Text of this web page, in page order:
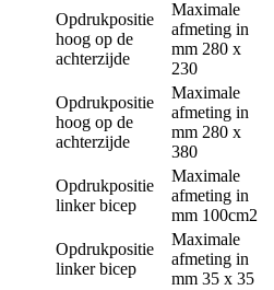
Opdrukpositie
hoog op de
achterzijde
Maximale
afmeting in
mm 280 x
230
Opdrukpositie
hoog op de
achterzijde
Maximale
afmeting in
mm 280 x
380
Opdrukpositie
linker bicep
Maximale
afmeting in
mm 100cm2
Opdrukpositie
linker bicep
Maximale
afmeting in
mm 35 x 35